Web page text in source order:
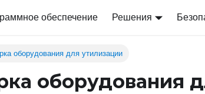
обеспечение Решения
оборудования для утилизации
оборудования